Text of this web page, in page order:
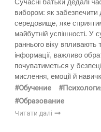
Сучасні батьки дедалі
вибором: як
середовище, яке
майбутній успішності. У
раннього віку впливають
інформації, важливо
почуватиметься у
мислення, емоції й
#Обучение
#Образование
Читати далі